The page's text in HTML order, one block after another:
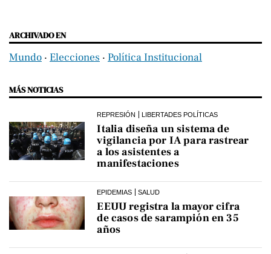
ARCHIVADO EN
Mundo ‧ Elecciones ‧ Política Institucional
MÁS NOTICIAS
REPRESIÓN LIBERTADES POLÍTICAS
Italia diseña un sistema de
vigilancia por IA para rastrear
a los asistentes a
manifestaciones
EPIDEMIAS SALUD
EEUU registra la mayor cifra
de casos de sarampión en 35
años